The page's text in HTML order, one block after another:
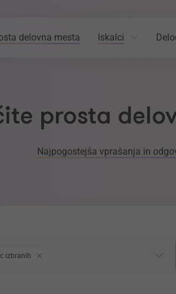
delovna mesta Iskalci
prosta
Najpogostejša vprašanja in
izbranih